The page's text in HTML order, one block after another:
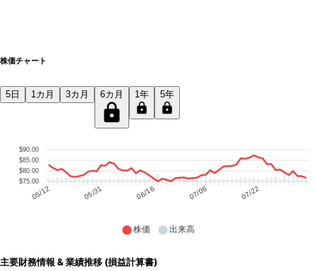
株価チャート
5日 1カ月 3カ月 6カ月 1年 5年
$90.00
$85.00
$80.00
$75.00
05/12 05/31 06/16 07/06 07/22
株価 出来高
主要財務情報 & 業績推移 (損益計算書)